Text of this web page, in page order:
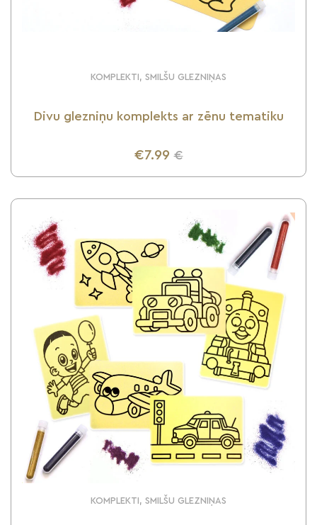
KOMPLEKTI, SMILŠU GLEZNIŅAS
Divu glezniņu komplekts ar zēnu tematiku
€7.99 €
UZZINI VAIRĀK
KOMPLEKTI, SMILŠU GLEZNIŅAS